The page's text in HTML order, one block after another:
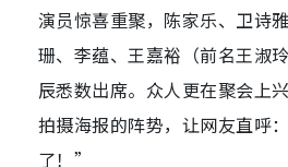
演员惊喜重聚，陈家乐、卫诗
珊、李蕴、王嘉裕（前名王淑
辰悉数出席。众人更在聚会上
拍摄海报的阵势，让网友直呼
了！”